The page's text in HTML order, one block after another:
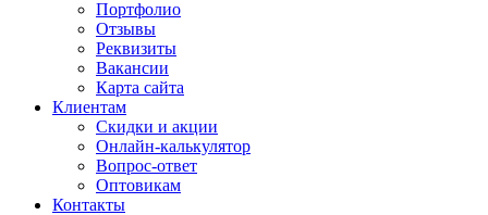
Портфолио
Отзывы
Реквизиты
Вакансии
Карта сайта
Клиентам
Скидки и акции
Онлайн-калькулятор
Вопрос-ответ
Оптовикам
Контакты